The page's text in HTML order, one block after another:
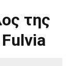
της